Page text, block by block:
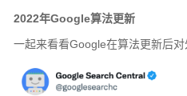
2022年Google算法更新
一起来看看Google在算法更新后对